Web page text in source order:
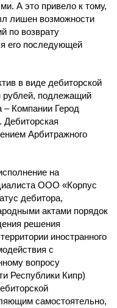
А это привело к тому,
лишен возможности
по возврату
его последующей
в виде дебиторской
рублей, подлежащий
– Компании Герод
Дебиторская
Арбитражного
на
ООО «Корпус
дебитора,
актами порядок
решения
иностранного
с
вопросу
Республики Кипр)
самостоятельно,